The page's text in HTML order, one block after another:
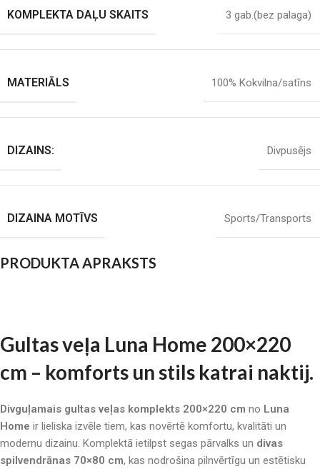
KOMPLEKTA DAĻU SKAITS 3 gab.(bez palaga)
MATERIĀLS 100% Kokvilna/satīns
DIZAINS: Divpusējs
DIZAINA MOTĪVS Sports/Transports
PRODUKTA APRAKSTS
Gultas veļa Luna Home 200×220
cm – komforts un stils katrai naktij.
Divguļamais gultas veļas komplekts 200×220 cm no Luna
Home ir lieliska izvēle tiem, kas novērtē komfortu, kvalitāti un
modernu dizainu. Komplektā ietilpst segas pārvalks un divas
spilvendrānas 70×80 cm, kas nodrošina pilnvērtīgu un estētisku